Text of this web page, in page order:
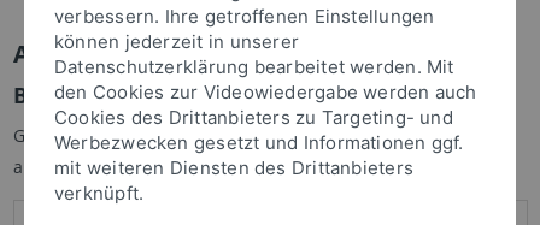
Anmelden
Benutzeranmeldung
Geben Sie Ihren Benutzernamen und Ihr Passwort an um sich
anzumelden:
verbessern. Ihre getroffenen Einstellungen
können jederzeit in unserer
Datenschutzerklärung bearbeitet werden. Mit
den Cookies zur Videowiedergabe werden auch
Cookies des Drittanbieters zu Targeting- und
Werbezwecken gesetzt und Informationen ggf.
mit weiteren Diensten des Drittanbieters
verknüpft.